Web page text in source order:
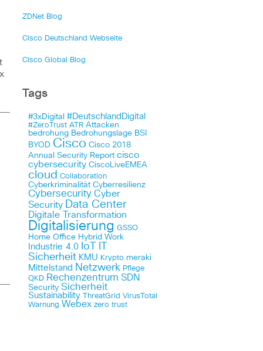
ZDNet Blog
Cisco Deutschland Webseite
Cisco Global Blog
Tags
#3xDigital #DeutschlandDigital
#ZeroTrust ATR Attacken
bedrohung Bedrohungslage BSI
BYOD Cisco Cisco 2018
Annual Security Report cisco
cybersecurity CiscoLiveEMEA
cloud Collaboration
Cyberkriminalität Cyberresilienz
Cybersecurity Cyber
Security Data Center
Digitale Transformation
Digitalisierung GSSO
Home Office Hybrid Work
Industrie 4.0 IoT
Sicherheit KMU Krypto meraki
Mittelstand Netzwerk Pflege
QKD Rechenzentrum SDN
Security Sicherheit
Sustainability ThreatGrid VirusTotal
Warnung Webex zero trust